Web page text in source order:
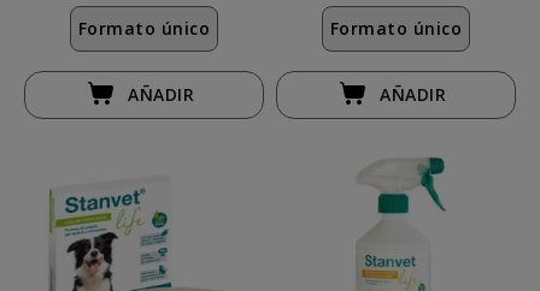
Formato único
AÑADIR
Formato único
AÑADIR